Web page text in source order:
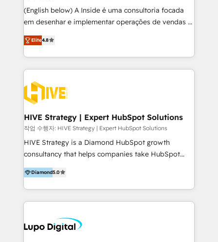
making. Working with clients locally and globally, our
expertise includes HubSpot onboarding and CRM
experience strategy, web development, integrations,
and data-driven campaigns. Winners of the first
the community - we are so glad to work with you."
Connect with us to see how we can do better and be
(English below) A Inside é uma consultoria focada
em desenhar e implementar operações de vendas e
CS no HubSpot. Equilibramos profundidade técnica
com prática de execução mão na massa. Nosso
diferencial é implementar as ferramentas do
ecossistema HubSpot com foco em resultados,
especialmente novas vendas e expansão de receita.
Atendemos principalmente empresas de tecnologia
e de qualquer outro segmento, oferecendo soluções
personalizadas que seguem as melhores práticas de
CRM e capacitação de equipes. [English] Inside is a
consulting firm focused on designing and
implementing sales and Customer Success (CS)
with hands-on execution. Our differentiator is
implementing the tools of the HubSpot ecosystem
various segments, offering customized solutions
that adhere to CRM best practices and team training.
Elite4.8
HIVE Strategy | Expert HubSpot Solutions
작업 수행자: HIVE Strategy | Expert HubSpot Solutions
HIVE Strategy is a Diamond HubSpot growth
consultancy that helps companies take HubSpot
further than anyone else. We design AI-powered
ecosystems, build complex integrations, and back it
all with human-centered marketing strategy. We
multiply growth by combining HubSpot expertise,
in a variety of industries, but have a focus on
Diamond5.0